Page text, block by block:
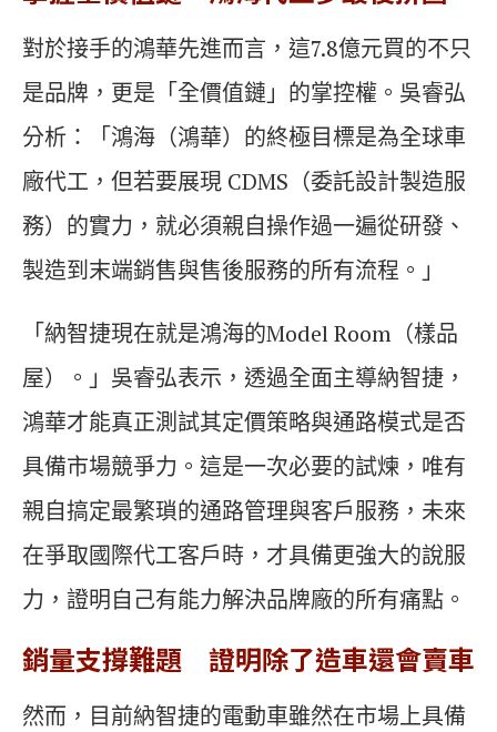
對於接手的鴻華先進而言，這7.8億元買的不只
是品牌，更是「全價值鏈」的掌控權。吳睿弘
分析：「鴻海（鴻華）的終極目標是為全球車
廠代工，但若要展現 CDMS（委託設計製造服
務）的實力，就必須親自操作過一遍從研發、
製造到末端銷售與售後服務的所有流程。」
「納智捷現在就是鴻海的Model Room（樣品
屋）。」吳睿弘表示，透過全面主導納智捷，
鴻華才能真正測試其定價策略與通路模式是否
具備市場競爭力。這是一次必要的試煉，唯有
親自搞定最繁瑣的通路管理與客戶服務，未來
在爭取國際代工客戶時，才具備更強大的說服
力，證明自己有能力解決品牌廠的所有痛點。
銷量支撐難題 證明除了造車還會賣車
然而，目前納智捷的電動車雖然在市場上具備